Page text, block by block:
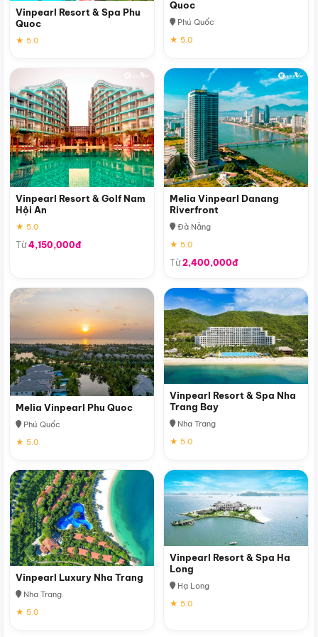
Vinpearl Resort & Spa Phu
Quoc
★ 5.0
Quoc
Phú Quốc
★ 5.0
Vinpearl Resort & Golf Nam
Hội An
★ 5.0
Từ4,150,000đ
Melia Vinpearl Danang
Riverfront
Đà Nẵng
★ 5.0
Từ2,400,000đ
Melia Vinpearl Phu Quoc
Phú Quốc
★ 5.0
Vinpearl Resort & Spa Nha
Trang Bay
Nha Trang
★ 5.0
Vinpearl Luxury Nha Trang
Nha Trang
★ 5.0
Vinpearl Resort & Spa Ha
Long
Hạ Long
★ 5.0